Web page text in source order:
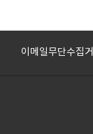
이메일무단수집